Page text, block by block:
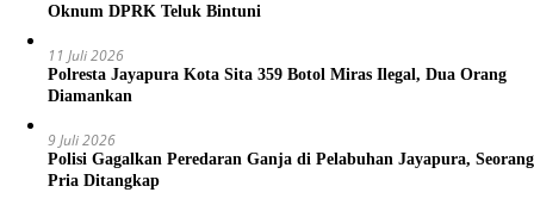
Oknum DPRK Teluk Bintuni
11 Juli 2026
Polresta Jayapura Kota Sita 359 Botol Miras Ilegal, Dua Orang
Diamankan
9 Juli 2026
Polisi Gagalkan Peredaran Ganja di Pelabuhan Jayapura, Seorang
Pria Ditangkap